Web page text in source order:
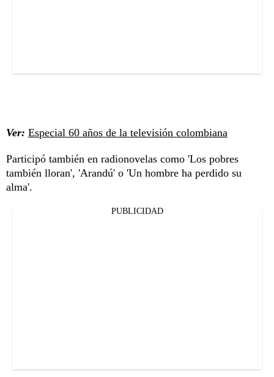
Ver: Especial 60 años de la televisión colombiana
Participó también en radionovelas como 'Los pobres
también lloran', 'Arandú' o 'Un hombre ha perdido su
alma'.
PUBLICIDAD